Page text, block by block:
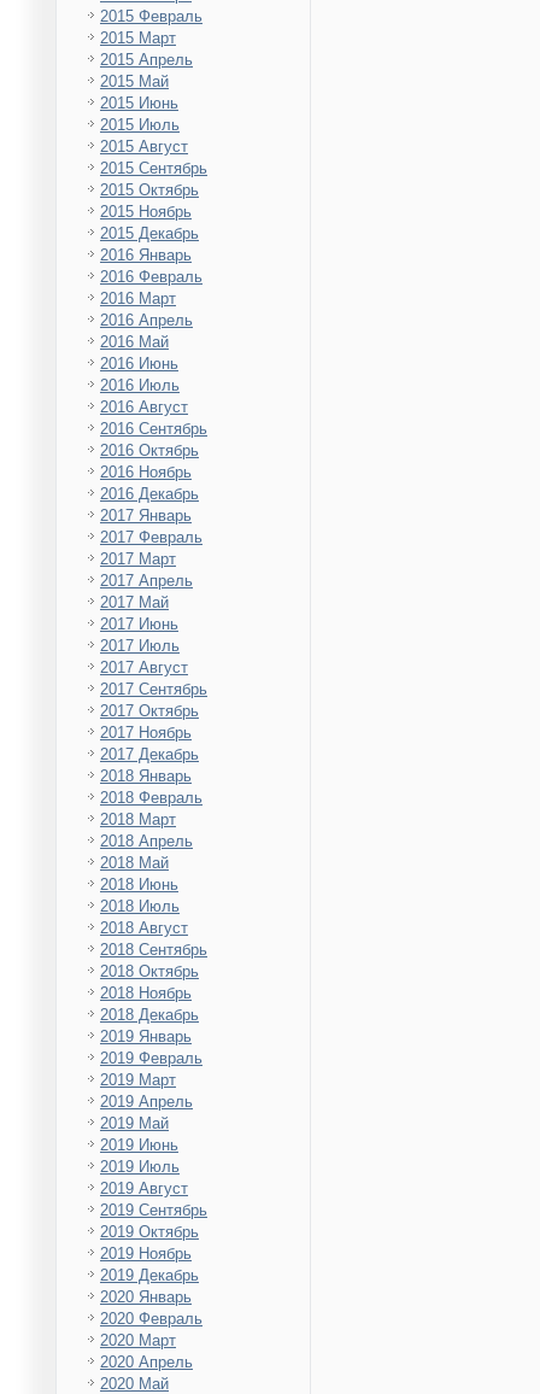
2015 Февраль
2015 Март
2015 Апрель
2015 Май
2015 Июнь
2015 Июль
2015 Август
2015 Сентябрь
2015 Октябрь
2015 Ноябрь
2015 Декабрь
2016 Январь
2016 Февраль
2016 Март
2016 Апрель
2016 Май
2016 Июнь
2016 Июль
2016 Август
2016 Сентябрь
2016 Октябрь
2016 Ноябрь
2016 Декабрь
2017 Январь
2017 Февраль
2017 Март
2017 Апрель
2017 Май
2017 Июнь
2017 Июль
2017 Август
2017 Сентябрь
2017 Октябрь
2017 Ноябрь
2017 Декабрь
2018 Январь
2018 Февраль
2018 Март
2018 Апрель
2018 Май
2018 Июнь
2018 Июль
2018 Август
2018 Сентябрь
2018 Октябрь
2018 Ноябрь
2018 Декабрь
2019 Январь
2019 Февраль
2019 Март
2019 Апрель
2019 Май
2019 Июнь
2019 Июль
2019 Август
2019 Сентябрь
2019 Октябрь
2019 Ноябрь
2019 Декабрь
2020 Январь
2020 Февраль
2020 Март
2020 Апрель
2020 Май